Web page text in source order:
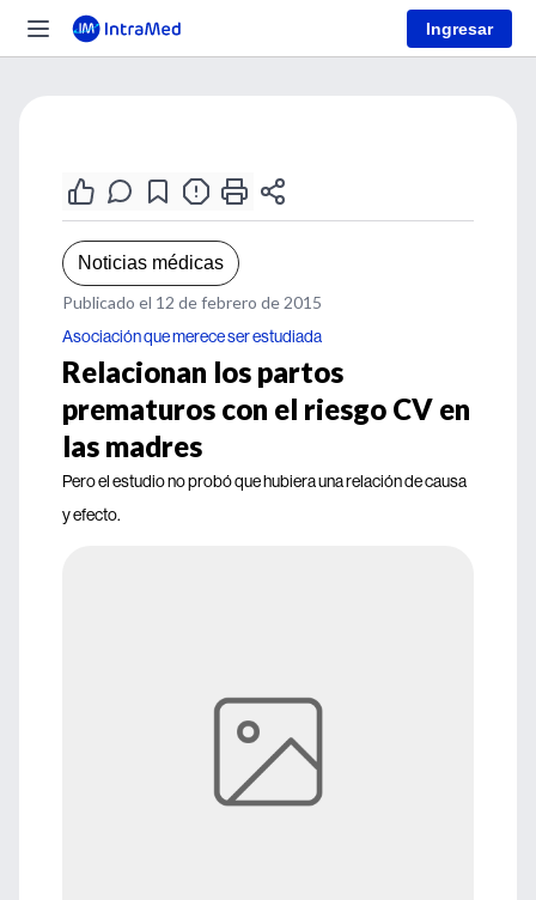
Ingresar
Noticias médicas
Publicado el 12 de febrero de 2015
Asociación que merece ser estudiada
Relacionan los partos
prematuros con el riesgo CV en
las madres
Pero el estudio no probó que hubiera una relación de causa
y efecto.